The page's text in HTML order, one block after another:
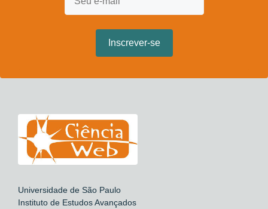
Universidade de São Paulo
Instituto de Estudos Avançados